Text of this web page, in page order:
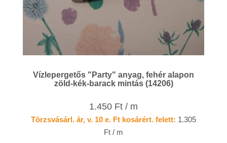
Vízlepergetős "Party" anyag, fehér alapon
zöld-kék-barack mintás (14206)
1.450 Ft / m
Törzsvásárl. ár, v. 10 e. Ft kosárért. felett: 1.305
Ft / m